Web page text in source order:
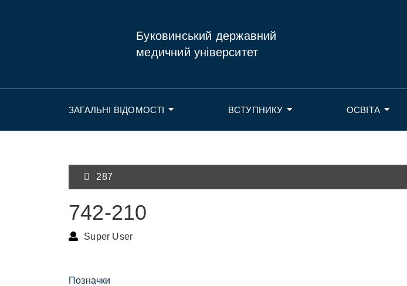
Буковинський державний
медичний університет
ЗАГАЛЬНІ ВІДОМОСТІ ВСТУПНИКУ ОСВІТА
287
742-210
Super User
Позначки